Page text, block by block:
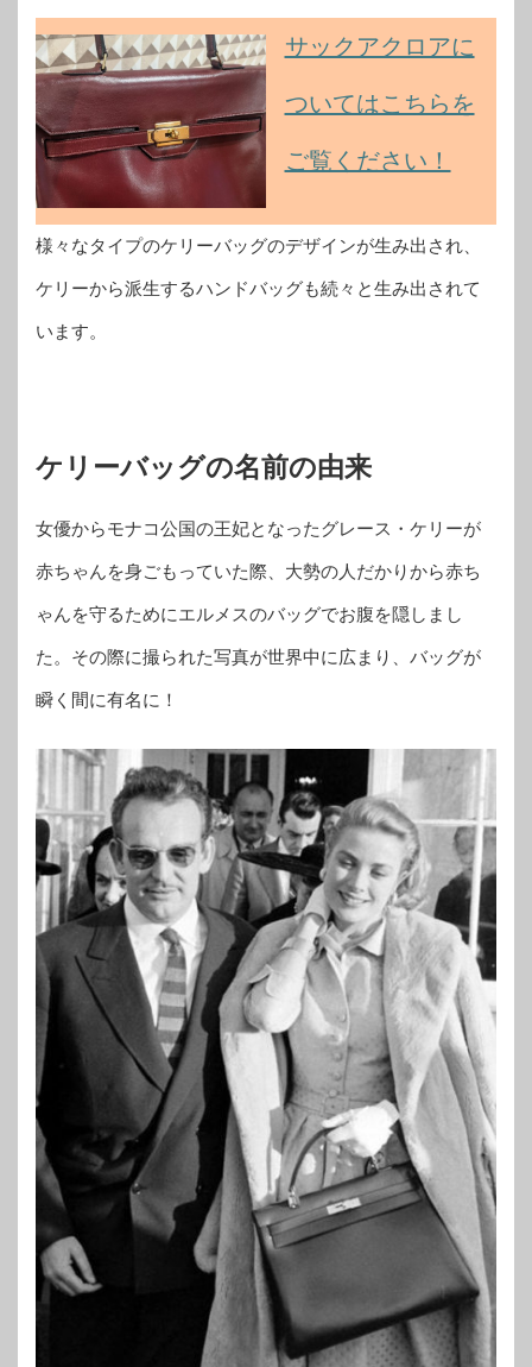
サックアクロアに
ついてはこちらを
ご覧ください！
様々なタイプのケリーバッグのデザインが生み出され、
ケリーから派生するハンドバッグも続々と生み出されて
います。
ケリーバッグの名前の由来
女優からモナコ公国の王妃となったグレース・ケリーが
赤ちゃんを身ごもっていた際、大勢の人だかりから赤ち
ゃんを守るためにエルメスのバッグでお腹を隠しまし
た。その際に撮られた写真が世界中に広まり、バッグが
瞬く間に有名に！